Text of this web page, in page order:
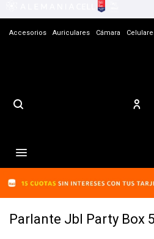
Accesorios Auriculares Cámara

Parlante Jbl Party Box